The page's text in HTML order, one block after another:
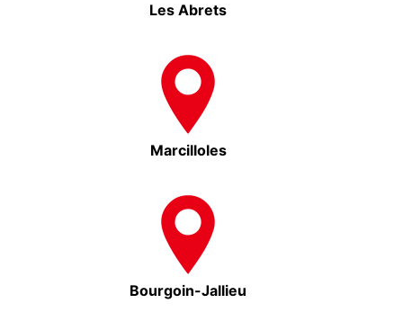
Les Abrets
Marcilloles
Bourgoin-Jallieu